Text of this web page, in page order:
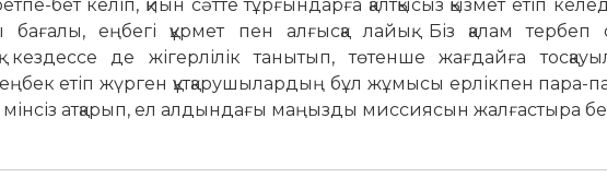
бет келіп, қиын сәтте тұрғындарға қал­т­қысыз қызмет етіп
еңбегі құрмет пен алғысқа лайық. Біз қалам тербеп
кездессе де жігер­лі­лік танытып, төтенше жағдайға
еңбек етіп жүрген құт­қа­ру­­­шылардың бұл жұмысы ер­лік­пен па­ра-
мін­сіз атқарып, ел алдындағы ма­­­ңызды мис­сиясын жалғастыра